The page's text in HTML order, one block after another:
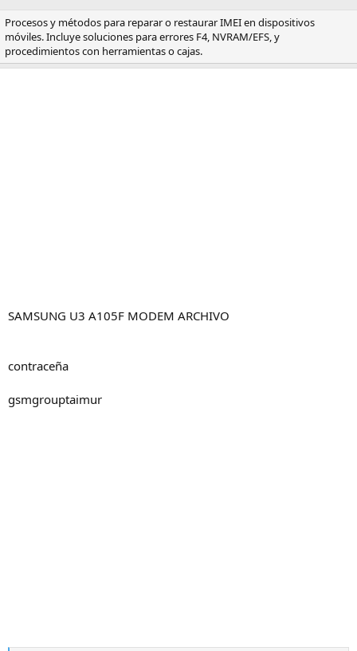
r
e
a
c
Procesos y métodos para reparar o restaurar IMEI en dispositivos
móviles. Incluye soluciones para errores F4, NVRAM/EFS, y
procedimientos con herramientas o cajas.
SAMSUNG U3 A105F MODEM ARCHIVO
contraceña
gsmgrouptaimur